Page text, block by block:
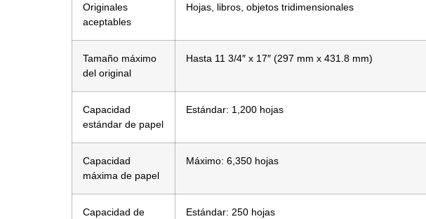
Originales
aceptables
Hojas, libros, objetos tridimensionales
Tamaño máximo
del original
Hasta 11 3/4″ x 17″ (297 mm x 431.8 mm)
Capacidad
estándar de papel
Estándar: 1,200 hojas
Capacidad
máxima de papel
Máximo: 6,350 hojas
Capacidad de
Estándar: 250 hojas